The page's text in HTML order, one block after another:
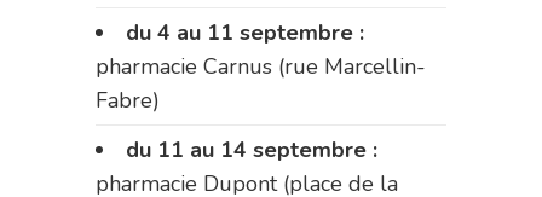
du 4 au 11 septembre :
pharmacie Carnus (rue Marcellin-
Fabre)
du 11 au 14 septembre :
pharmacie Dupont (place de la